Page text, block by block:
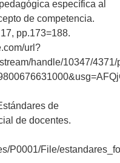
específica al
de competencia.
pp.173=188.
url?
handle/10347/
de
de docentes.
P0001/File/